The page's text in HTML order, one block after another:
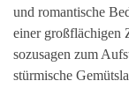
und romantische
einer großflächigen
sozusagen zum
stürmische